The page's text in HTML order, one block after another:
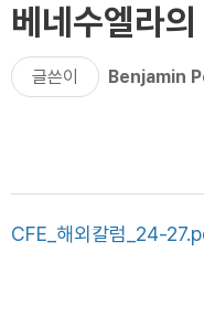
베네수엘라
글쓴이 Benjamin
CFE_해외칼럼_24-